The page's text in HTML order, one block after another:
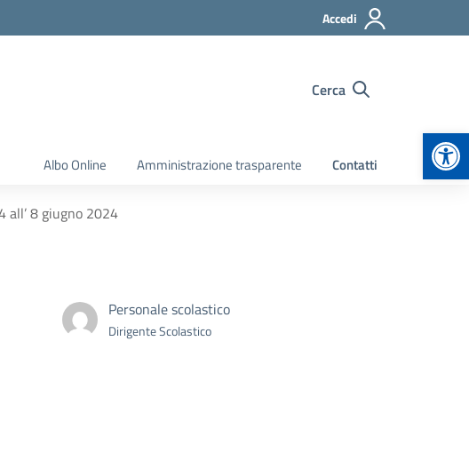
Accedi
Cerca
Albo Online Amministrazione trasparente Contatti
all’ 8 giugno 2024
Personale scolastico
Dirigente Scolastico